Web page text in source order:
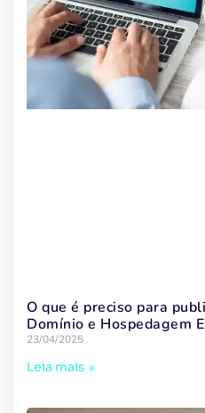
O que é preciso para
Domínio e Hospedagem
23/04/2025
Leia mais »